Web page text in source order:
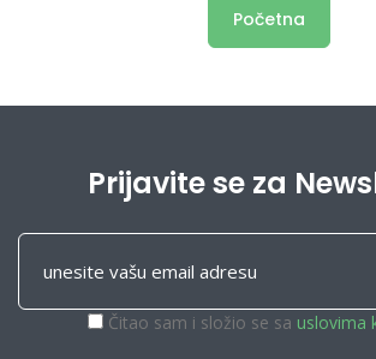
Početna
Prijavite se za
Čitao sam i složio se sa uslovima